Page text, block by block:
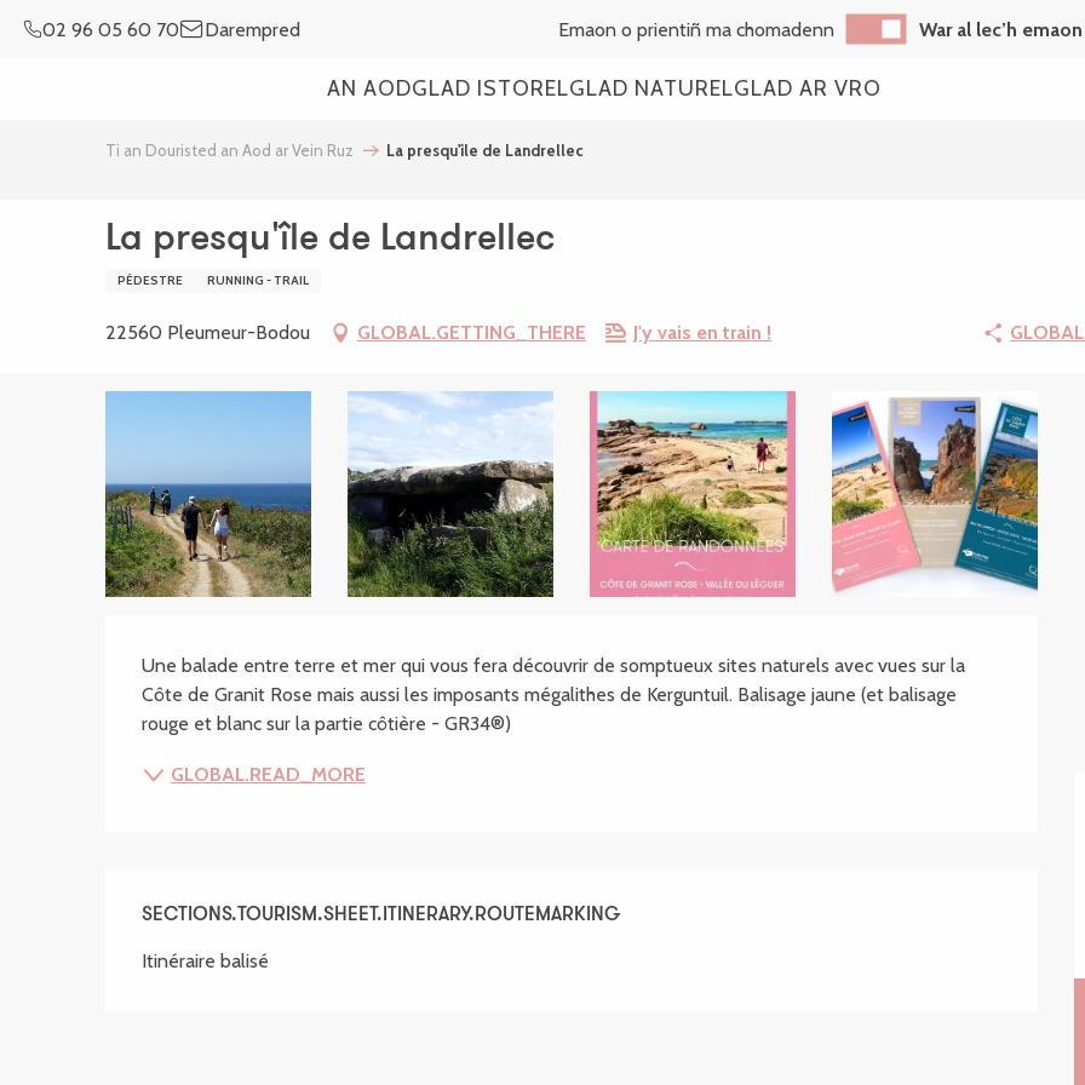
02 96 05 60 70 Darempred Emaon o prientiñ ma chomadenn War al lec’h emaon
AN AODGLAD ISTORELGLAD NATURELGLAD AR VRO
Ti an Douristed an Aod ar Vein Ruz La presqu'île de Landrellec
La presqu'île de Landrellec
PÉDESTRE RUNNING - TRAIL
22560 Pleumeur-Bodou GLOBAL.GETTING_THERE J'y vais en train !
SECTIONS.TOURISM.SHEET.DESCRIPTION
Une balade entre terre et mer qui vous fera découvrir de somptueux sites naturels avec vues sur la
Côte de Granit Rose mais aussi les imposants mégalithes de Kerguntuil. Balisage jaune (et balisage
rouge et blanc sur la partie côtière - GR34®)
GLOBAL.READ_MORE
SECTIONS.TOURISM.SHEET.ITINERARY.ROUTEMARKING
Itinéraire balisé